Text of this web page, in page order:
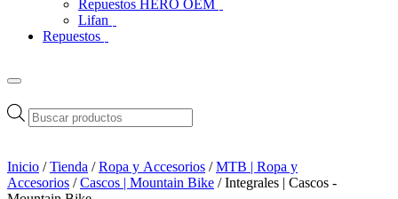
Repuestos HERO OEM
Lifan
Repuestos
Búsqueda
de
Inicio /Tienda /Ropa y Accesorios /MTB | Ropa y
Accesorios /Cascos | Mountain Bike / Integrales | Cascos -